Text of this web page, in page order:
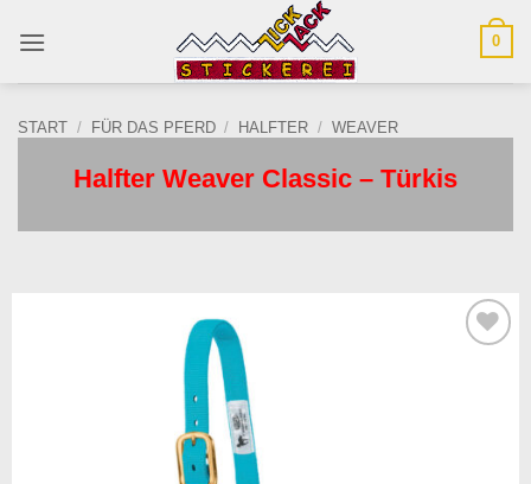
Inhalt
0
START / FÜR DAS PFERD / HALFTER / WEAVER
Halfter Weaver Classic – Türkis